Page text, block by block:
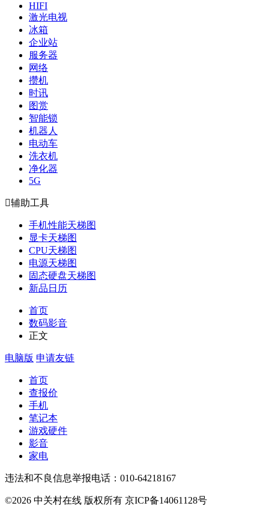
HIFI
激光电视
冰箱
企业站
服务器
网络
攒机
时讯
图赏
智能锁
机器人
电动车
洗衣机
净化器
5G
辅助工具
手机性能天梯图
显卡天梯图
CPU天梯图
电源天梯图
固态硬盘天梯图
新品日历
首页
数码影音
正文
电脑版 申请友链
首页
查报价
手机
笔记本
游戏硬件
影音
家电
违法和不良信息举报电话：010-64218167
©2026 中关村在线 版权所有 京ICP备14061128号